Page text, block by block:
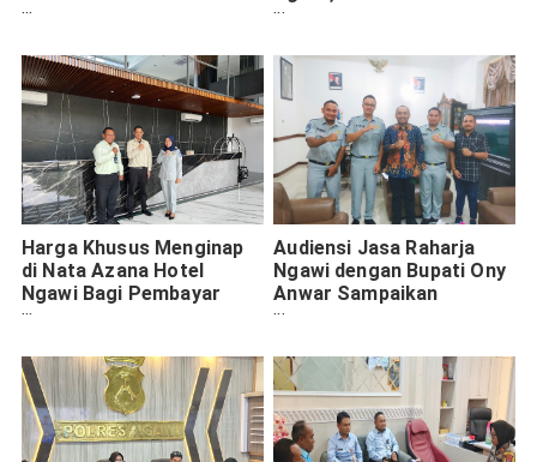
dan Persiapan Nataru
Raharja dan Honda
Harga Khusus Menginap
di Nata Azana Hotel
Ngawi Bagi Pembayar
Pajak Kendaraaan Tepat
Audiensi Jasa Raharja
Ngawi dengan Bupati Ony
Anwar Sampaikan
Strategi 2025